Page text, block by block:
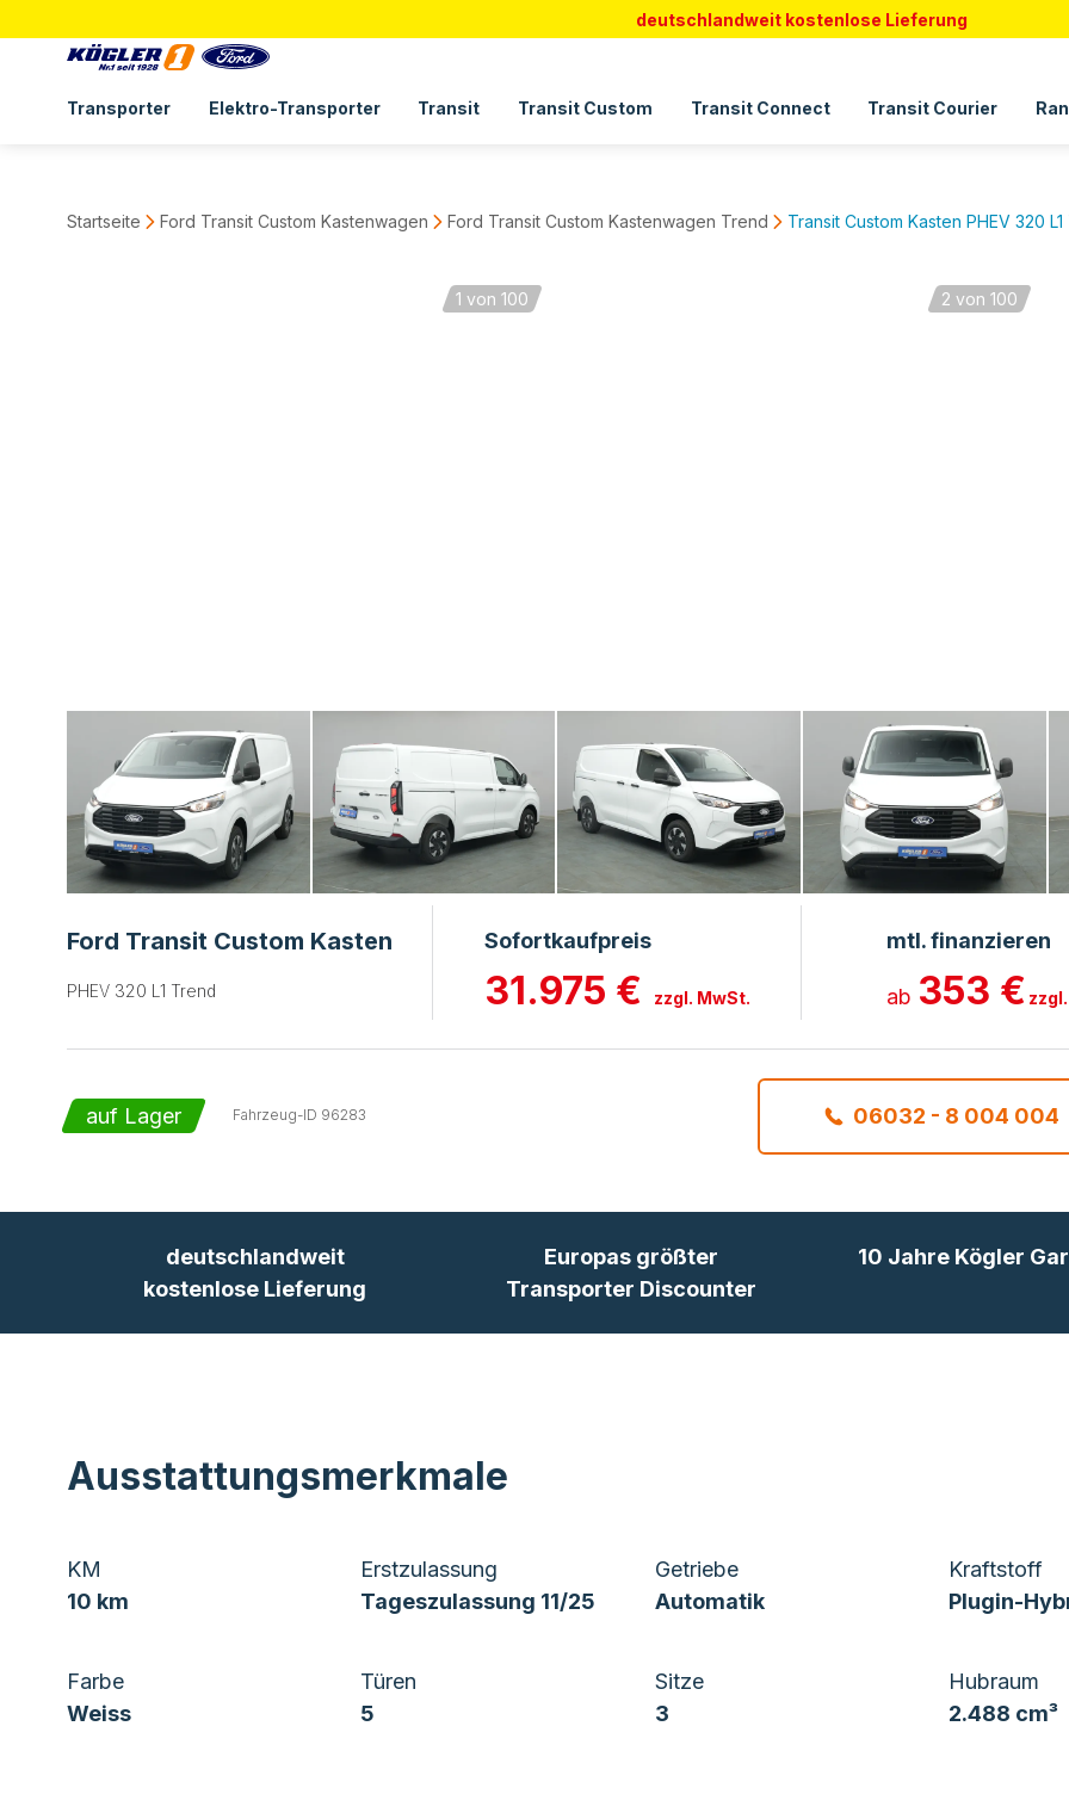
deutschlandweit kostenlose Lieferung
Transporter Elektro-Transporter Transit Transit Custom Transit Connect Transit Courier
Startseite Ford Transit Custom Kastenwagen Ford Transit Custom Kastenwagen Trend Transit Custom Kasten PHEV 320
2 von 100
1 von 100
Ford Transit Custom Kasten
PHEV 320 L1 Trend
Sofortkaufpreis
31.975 € zzgl. MwSt.
mtl. finanzieren
ab 353 €
auf Lager Fahrzeug-ID 96283 06032 - 8 004 004
deutschlandweit
kostenlose Lieferung
Europas größter
Transporter Discounter
10 Jahre Kögler
Ausstattungsmerkmale
KM
10 km
Erstzulassung
Tageszulassung 11/25
Getriebe
Automatik
Kraftstoff
Plugin-
Farbe
Weiss
Türen
5
Sitze
3
Hubraum
2.488 cm³